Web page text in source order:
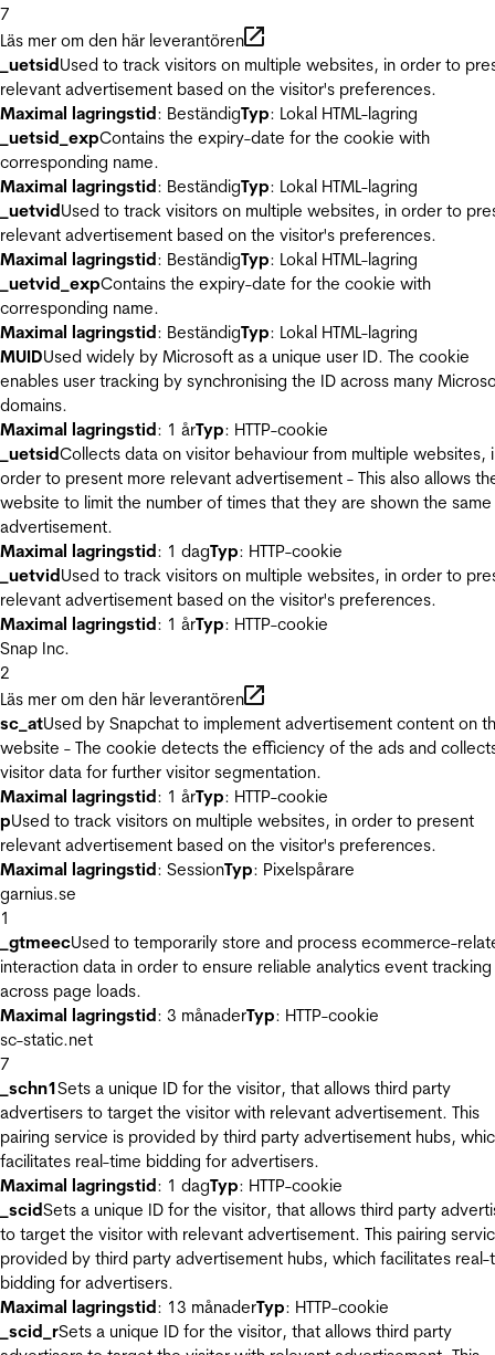
7
Läs mer om den här leverantören
_uetsidUsed to track visitors on multiple websites, in order to
relevant advertisement based on the visitor's preferences.
Maximal lagringstid: BeständigTyp: Lokal HTML-lagring
_uetsid_expContains the expiry-date for the cookie with
corresponding name.
Maximal lagringstid: BeständigTyp: Lokal HTML-lagring
_uetvidUsed to track visitors on multiple websites, in order to
relevant advertisement based on the visitor's preferences.
Maximal lagringstid: BeständigTyp: Lokal HTML-lagring
_uetvid_expContains the expiry-date for the cookie with
corresponding name.
Maximal lagringstid: BeständigTyp: Lokal HTML-lagring
MUIDUsed widely by Microsoft as a unique user ID. The cookie
enables user tracking by synchronising the ID across many
domains.
Maximal lagringstid: 1 årTyp: HTTP-cookie
_uetsidCollects data on visitor behaviour from multiple websites,
order to present more relevant advertisement - This also allows
website to limit the number of times that they are shown the same
advertisement.
Maximal lagringstid: 1 dagTyp: HTTP-cookie
_uetvidUsed to track visitors on multiple websites, in order to
relevant advertisement based on the visitor's preferences.
Maximal lagringstid: 1 årTyp: HTTP-cookie
Snap Inc.
2
Läs mer om den här leverantören
sc_atUsed by Snapchat to implement advertisement content on
website - The cookie detects the efficiency of the ads and
visitor data for further visitor segmentation.
Maximal lagringstid: 1 årTyp: HTTP-cookie
pUsed to track visitors on multiple websites, in order to present
relevant advertisement based on the visitor's preferences.
Maximal lagringstid: SessionTyp: Pixelspårare
garnius.se
1
_gtmeecUsed to temporarily store and process ecommerce-
interaction data in order to ensure reliable analytics event tracking
across page loads.
Maximal lagringstid: 3 månaderTyp: HTTP-cookie
sc-static.net
7
_schn1Sets a unique ID for the visitor, that allows third party
advertisers to target the visitor with relevant advertisement. This
pairing service is provided by third party advertisement hubs,
facilitates real-time bidding for advertisers.
Maximal lagringstid: 1 dagTyp: HTTP-cookie
_scidSets a unique ID for the visitor, that allows third party
to target the visitor with relevant advertisement. This pairing
provided by third party advertisement hubs, which facilitates real-
bidding for advertisers.
Maximal lagringstid: 13 månaderTyp: HTTP-cookie
_scid_rSets a unique ID for the visitor, that allows third party